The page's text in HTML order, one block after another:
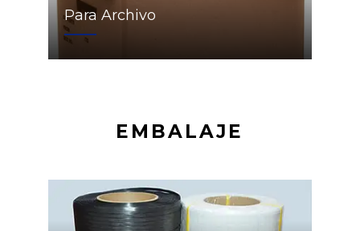
Para Archivo
EMBALAJE